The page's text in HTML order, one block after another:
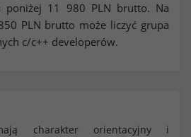
poniżej 11 980 PLN brutto. Na
PLN brutto może liczyć grupa
c/c++ developerów.
charakter orientacyjny i